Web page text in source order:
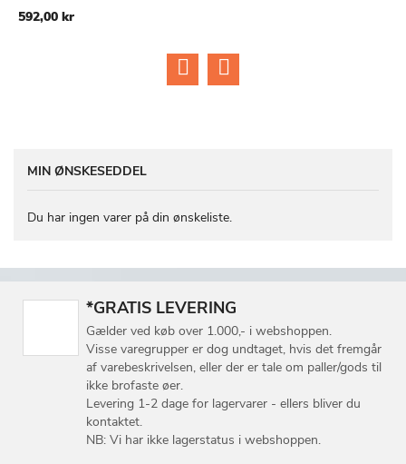
592,00 kr
MIN ØNSKESEDDEL
Du har ingen varer på din ønskeliste.
*GRATIS LEVERING
Gælder ved køb over 1.000,- i webshoppen.
Visse varegrupper er dog undtaget, hvis det fremgår
af varebeskrivelsen, eller der er tale om paller/gods til
ikke brofaste øer.
Levering 1-2 dage for lagervarer - ellers bliver du
kontaktet.
NB: Vi har ikke lagerstatus i webshoppen.